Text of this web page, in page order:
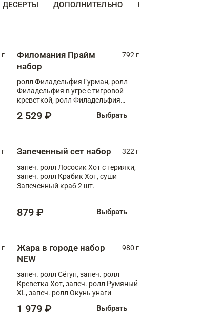
ДЕСЕРТЫ ДОПОЛНИТЕЛЬНО
Филомания Прайм
набор
792 г
ролл Филадельфия Гурман, ролл
Филадельфия в угре с тигровой
креветкой, ролл Филадельфия
2 529 ₽ Выбрать
Запеченный сет набор
322 г
запеч. ролл Лососик Хот с терияки,
запеч. ролл Крабик Хот, суши
Запеченный краб 2 шт.
879 ₽ Выбрать
Жара в городе набор
NEW
980 г
запеч. ролл Сёгун, запеч. ролл
Креветка Хот, запеч. ролл Румяный
XL, запеч. ролл Окунь унаги
1 979 ₽ Выбрать